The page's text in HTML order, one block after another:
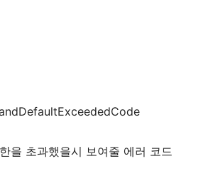
초과했을시 보여줄 에러 코드